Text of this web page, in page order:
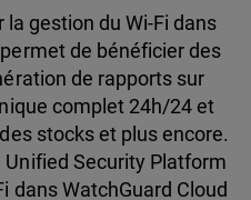
gestion du Wi-Fi dans
de bénéficier des
de rapports sur
complet 24h/24 et
stocks et plus encore.
Security Platform
dans WatchGuard Cloud